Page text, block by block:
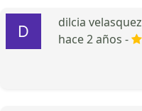
dilcia velasquez
hace 2 años -